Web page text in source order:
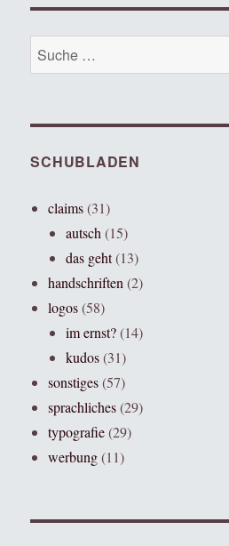
Suche
nach:
SCHUBLADEN
claims(31)
autsch(15)
das geht(13)
handschriften(2)
logos(58)
im ernst?(14)
kudos(31)
sonstiges(57)
sprachliches(29)
typografie(29)
werbung(11)